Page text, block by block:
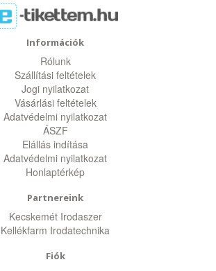
Információk
Rólunk
Szállítási feltételek
Jogi nyilatkozat
Vásárlási feltételek
Adatvédelmi nyilatkozat
ÁSZF
Elállás indítása
Adatvédelmi nyilatkozat
Honlaptérkép
Partnereink
Kecskemét Irodaszer
Kellékfarm Irodatechnika
Fiók